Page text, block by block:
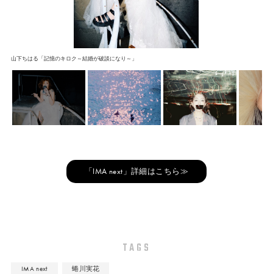
山下ちはる「記憶のキロク～結婚が破談になり～」
「IMA next」詳細はこちら≫
TAGS
IMA next 蜷川実花